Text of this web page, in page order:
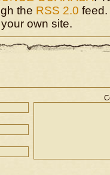
the RSS 2.0
own site.